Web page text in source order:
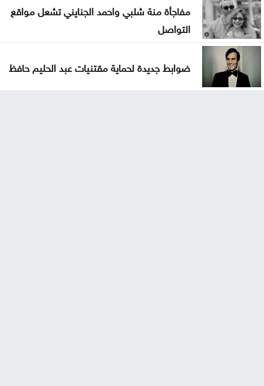
مفاجأة منة شلبي واحمد الجنايني تشعل مواقع
التواصل
ضوابط جديدة لحماية مقتنيات عبد الحليم حافظ